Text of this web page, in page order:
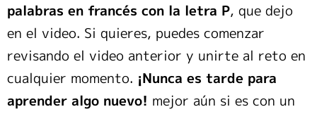
palabras en francés con la letra P, que dejo
en el video. Si quieres, puedes comenzar
revisando el video anterior y unirte al reto en
cualquier momento. ¡Nunca es tarde para
aprender algo nuevo! mejor aún si es con un